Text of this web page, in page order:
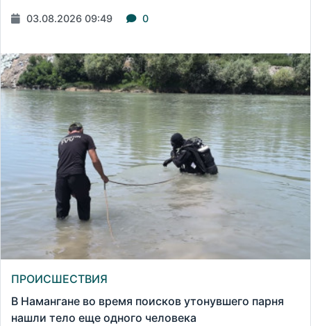
03.08.2026 09:49 0
ПРОИСШЕСТВИЯ
В Намангане во время поисков утонувшего парня
нашли тело еще одного человека